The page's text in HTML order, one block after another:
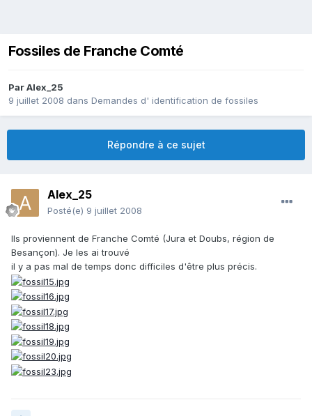
Fossiles de Franche Comté
ParAlex_25
9 juillet 2008 dans Demandes d' identification de fossiles
Répondre à ce sujet
Alex_25
Posté(e) 9 juillet 2008
Ils proviennent de Franche Comté (Jura et Doubs, région de
Besançon). Je les ai trouvé
il y a pas mal de temps donc difficiles d'être plus précis.